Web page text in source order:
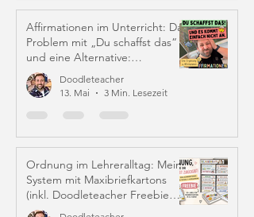
Affirmationen im Unterricht: Das
Problem mit „Du schaffst das“
und eine Alternative:
Iffirmationen (!)
Doodleteacher
13. Mai
3 Min. Lesezeit
Ordnung im Lehreralltag: Mein
System mit Maxibriefkartons
(inkl. Doodleteacher Freebie
Labels)